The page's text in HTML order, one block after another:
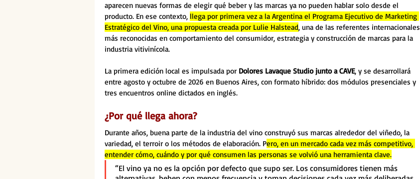
aparecen nuevas formas de elegir qué beber y las marcas ya no pueden hablar solo desde el
producto. En ese contexto, llega por primera vez a la Argentina el Programa Ejecutivo de Marketing
Estratégico del Vino, una propuesta creada por Lulie Halstead, una de las referentes internacionales
más reconocidas en comportamiento del consumidor, estrategia y construcción de marcas para la
industria vitivinícola.
La primera edición local es impulsada por Dolores Lavaque Studio junto a CAVE, y se desarrollará
entre agosto y octubre de 2026 en Buenos Aires, con formato híbrido: dos módulos presenciales y
tres encuentros online dictados en inglés.
¿Por qué llega ahora?
Durante años, buena parte de la industria del vino construyó sus marcas alrededor del viñedo, la
variedad, el terroir o los métodos de elaboración. Pero, en un mercado cada vez más competitivo,
entender cómo, cuándo y por qué consumen las personas se volvió una herramienta clave.
“El vino ya no es la opción por defecto que supo ser. Los consumidores tienen más